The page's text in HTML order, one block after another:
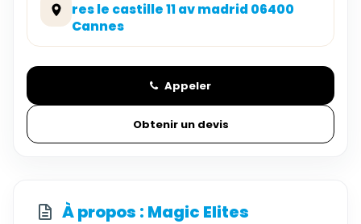
res le castille 11 av madrid 06400
Cannes
Appeler
Obtenir un devis
À propos : Magic Elites